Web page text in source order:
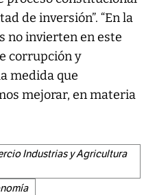
de inversión”. “En la
no invierten en este
corrupción y
medida que
mejorar, en materia
Industrias y Agricultura